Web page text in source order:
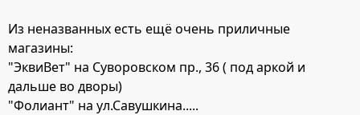
Из неназванных есть ещё очень приличные
магазины:
"ЭквиВет" на Суворовском пр., 36 ( под аркой и
дальше во дворы)
"Фолиант" на ул.Савушкина.....